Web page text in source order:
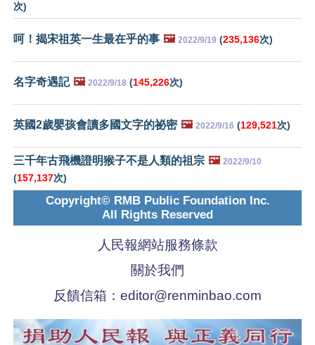
次)
呵！揭宋祖英一生最在乎的事 🖼️ 2022/9/19 (235,136次)
名字奇遇記 🖼️ 2022/9/18 (145,226次)
英國2歲嬰孩會讀多國文字的祕密 🖼️ 2022/9/16 (129,521次)
三千年古飛機證明猴子不是人類的祖宗 🖼️ 2022/9/10
(157,137次)
Copyright© RMB Public Foundation Inc.
All Rights Reserved
人民報網站服務條款
關於我們
反饋信箱： editor@renminbao.com